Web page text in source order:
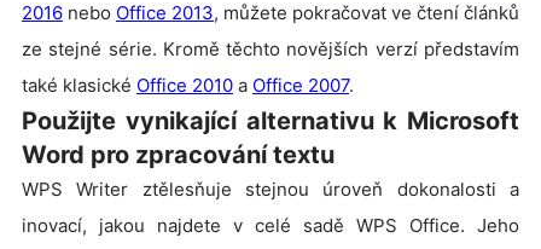
2016 nebo Office 2013, můžete pokračovat ve čtení článků
ze stejné série. Kromě těchto novějších verzí představím
také klasické Office 2010 a Office 2007.
Použijte vynikající alternativu k Microsoft
Word pro zpracování textu
WPS Writer ztělesňuje stejnou úroveň dokonalosti a
inovací, jakou najdete v celé sadě WPS Office. Jeho